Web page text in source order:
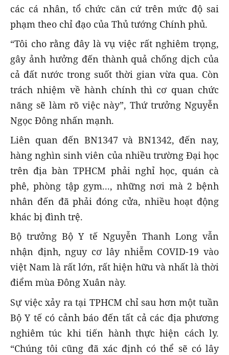
các cá nhân, tổ chức căn cứ trên mức độ sai
phạm theo chỉ đạo của Thủ tướng Chính phủ.
“Tôi cho rằng đây là vụ việc rất nghiêm trọng,
gây ảnh hưởng đến thành quả chống dịch của
cả đất nước trong suốt thời gian vừa qua. Còn
trách nhiệm về hành chính thì cơ quan chức
năng sẽ làm rõ việc này”, Thứ trưởng Nguyễn
Ngọc Đông nhấn mạnh.
Liên quan đến BN1347 và BN1342, đến nay,
hàng nghìn sinh viên của nhiều trường Đại học
trên địa bàn TPHCM phải nghỉ học, quán cà
phê, phòng tập gym..., những nơi mà 2 bệnh
nhân đến đã phải đóng cửa, nhiều hoạt động
khác bị đình trệ.
Bộ trưởng Bộ Y tế Nguyễn Thanh Long vẫn
nhận định, nguy cơ lây nhiễm COVID-19 vào
việt Nam là rất lớn, rất hiện hữu và nhất là thời
điểm mùa Đông Xuân này.
Sự việc xảy ra tại TPHCM chỉ sau hơn một tuần
Bộ Y tế có cảnh báo đến tất cả các địa phương
nghiêm túc khi tiến hành thực hiện cách ly.
“Chúng tôi cũng đã xác định có thể sẽ có lây